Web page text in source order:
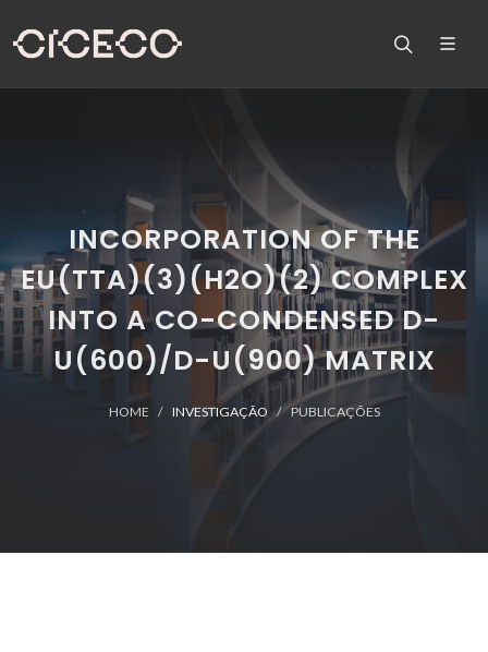
INCORPORATION OF THE
EU(TTA)(3)(H2O)(2) COMPLEX
INTO A CO-CONDENSED D-
U(600)/D-U(900) MATRIX
HOME INVESTIGAÇÃO PUBLICAÇÕES